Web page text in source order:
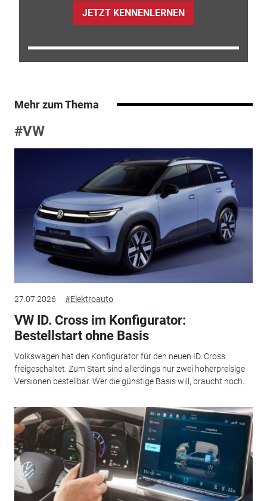
JETZT KENNENLERNEN
Mehr zum Thema
#VW
27.07.2026 #Elektroauto
VW ID. Cross im Konfigurator:
Bestellstart ohne Basis
Volkswagen hat den Konfigurator für den neuen ID. Cross
freigeschaltet. Zum Start sind allerdings nur zwei höherpreisige
Versionen bestellbar. Wer die günstige Basis will, braucht noch...